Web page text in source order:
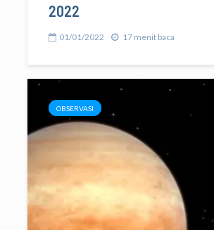
2022
01/01/2022 17 menit baca
OBSERVASI